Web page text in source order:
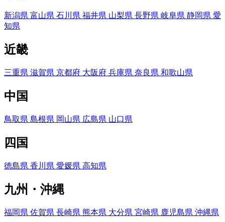
新潟県 富山県 石川県 福井県 山梨県 長野県 岐阜県 静岡県 愛
知県
近畿
三重県 滋賀県 京都府 大阪府 兵庫県 奈良県 和歌山県
中国
鳥取県 島根県 岡山県 広島県 山口県
四国
徳島県 香川県 愛媛県 高知県
九州・沖縄
福岡県 佐賀県 長崎県 熊本県 大分県 宮崎県 鹿児島県 沖縄県